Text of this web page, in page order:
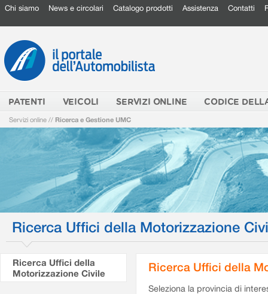
Chi siamo News e circolari Catalogo prodotti Assistenza Contatti
PATENTI VEICOLI SERVIZI ONLINE CODICE
Servizi online // Ricerca e Gestione UMC
Ricerca Uffici della Motorizzazione
Ricerca Uffici della
Motorizzazione Civile
Ricerca Uffici della
Seleziona la provincia di